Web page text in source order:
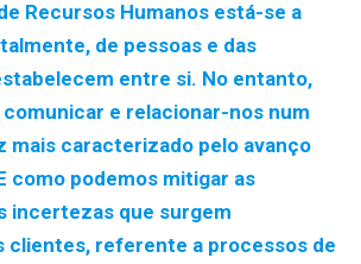
Recursos Humanos está-se a
de pessoas e das
entre si. No entanto,
e relacionar-nos num
mais caracterizado pelo avanço
como podemos mitigar as
incertezas que surgem
clientes, referente a processos de